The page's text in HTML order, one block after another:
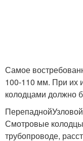
колодец
Люки для
Самое
100-110 мм. При их
колодцами должно
Смотровые
трубопроводе,